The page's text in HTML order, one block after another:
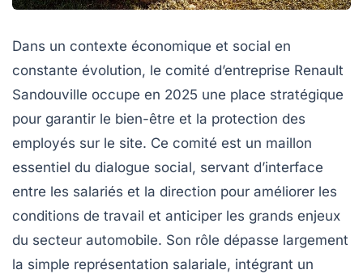
Dans un contexte économique et social en
constante évolution, le comité d’entreprise Renault
Sandouville occupe en 2025 une place stratégique
pour garantir le bien-être et la protection des
employés sur le site. Ce comité est un maillon
essentiel du dialogue social, servant d’interface
entre les salariés et la direction pour améliorer les
conditions de travail et anticiper les grands enjeux
du secteur automobile. Son rôle dépasse largement
la simple représentation salariale, intégrant un